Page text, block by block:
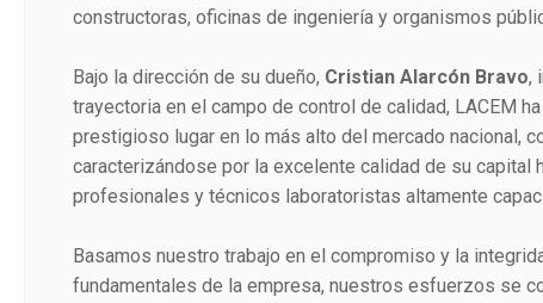
constructoras, oficinas de ingeniería y organismos
Bajo la dirección de su dueño, Cristian Alarcón Bravo,
trayectoria en el campo de control de calidad, LACEM
prestigioso lugar en lo más alto del mercado nacional,
caracterizándose por la excelente calidad de su capital
profesionales y técnicos laboratoristas altamente
Basamos nuestro trabajo en el compromiso y la
fundamentales de la empresa, nuestros esfuerzos se